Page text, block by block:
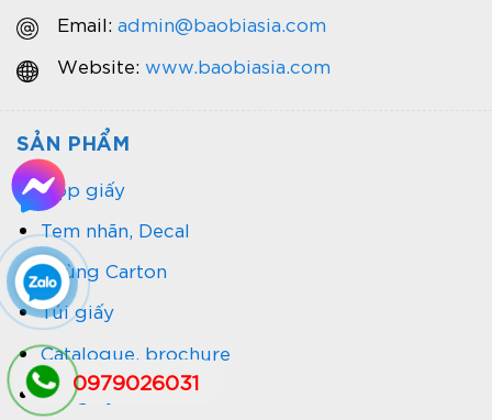
Email: admin@baobiasia.com
Website: www.baobiasia.com
SẢN PHẨM
Hộp giấy
Tem nhãn, Decal
Thùng Carton
Túi giấy
Catalogue, brochure
Đĩa giấy
0979026031